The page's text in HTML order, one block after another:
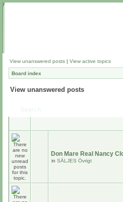
View unanswered posts | View active topics
Board index
View unanswered posts
Don Mare Real Nancy
in SÄLJES Övrigt